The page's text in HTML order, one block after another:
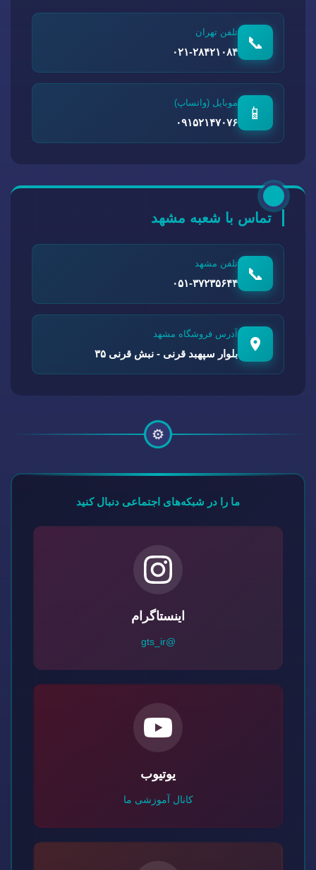
📞
تلفن تهران
۰۲۱-۲۸۴۲۱۰۸۴
📱
موبایل (واتساپ)
۰۹۱۵۲۱۴۷۰۷۶
تماس با شعبه مشهد
📞
تلفن مشهد
۰۵۱-۳۷۲۳۵۶۴۴
آدرس فروشگاه مشهد
بلوار سپهبد قرنی - نبش قرنی ۳۵
⚙️
ما را در شبکه‌های اجتماعی دنبال کنید
اینستاگرام
@gts_ir
یوتیوب
کانال آموزشی ما